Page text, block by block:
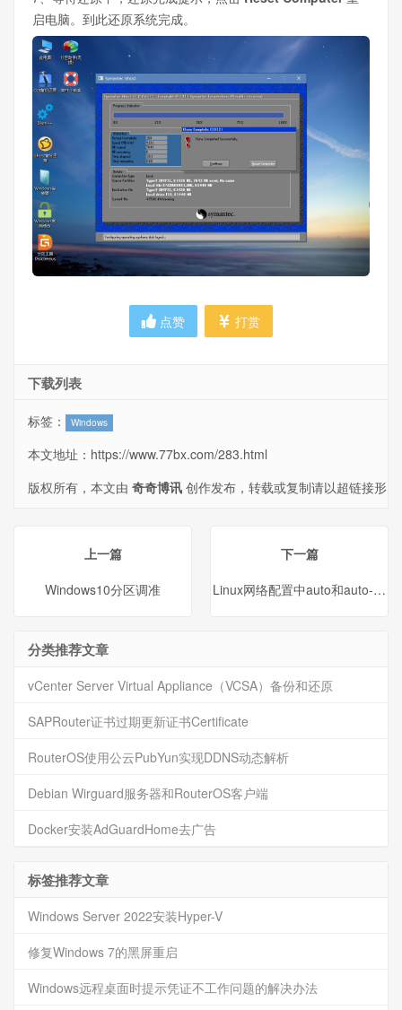
启电脑。到此还原系统完成。
点赞 打赏
下载列表
标签： Windows
本文地址： https://www.77bx.com/283.html
版权所有，本文由 奇奇博讯 创作发布，转载或复制请以超链接形
上一篇
Windows10分区调准
下一篇
Linux网络配置中auto和auto-
分类推荐文章
vCenter Server Virtual Appliance（VCSA）备份和还原
SAPRouter证书过期更新证书Certificate
RouterOS使用公云PubYun实现DDNS动态解析
Debian Wirguard服务器和RouterOS客户端
Docker安装AdGuardHome去广告
标签推荐文章
Windows Server 2022安装Hyper-V
修复Windows 7的黑屏重启
Windows远程桌面时提示凭证不工作问题的解决办法